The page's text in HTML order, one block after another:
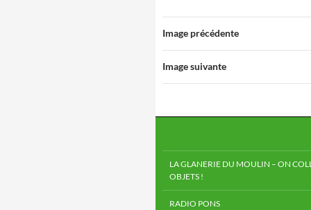
Image précédente
Image suivante
LA GLANERIE DU MOULIN – ON
OBJETS !
RADIO PONS